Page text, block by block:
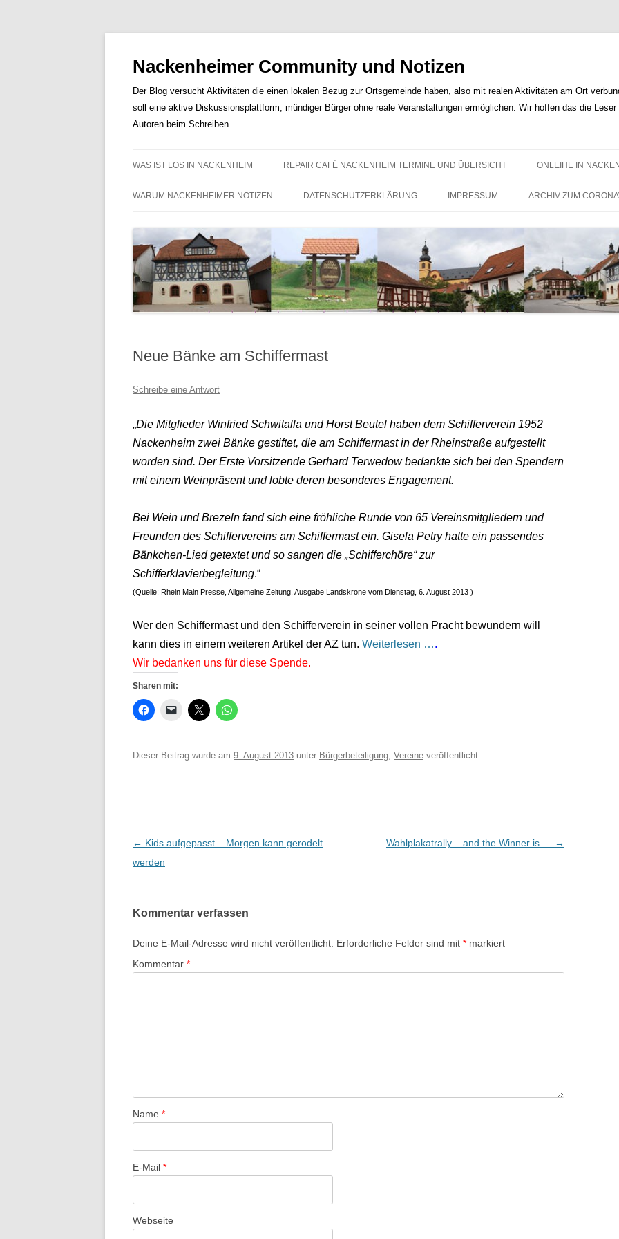
Nackenheimer Community und Notizen
Der Blog versucht Aktivitäten die einen lokalen Bezug zur Ortsgemeinde haben, also mit realen Aktivitäten am Ort
soll eine aktive Diskussionsplattform, mündiger Bürger ohne reale Veranstaltungen ermöglichen. Wir hoffen das die
Autoren beim Schreiben.
Inhalt
WAS IST LOS IN NACKENHEIM REPAIR CAFÉ NACKENHEIM TERMINE UND ÜBERSICHT ONLEIHE IN
WARUM NACKENHEIMER NOTIZEN DATENSCHUTZERKLÄRUNG IMPRESSUM ARCHIV ZUM
Neue Bänke am Schiffermast
Schreibe eine Antwort
„Die Mitglieder Winfried Schwitalla und Horst Beutel haben dem Schifferverein 1952
Nackenheim zwei Bänke gestiftet, die am Schiffermast in der Rheinstraße aufgestellt
worden sind. Der Erste Vorsitzende Gerhard Terwedow bedankte sich bei den Spendern
mit einem Weinpräsent und lobte deren besonderes Engagement.
Bei Wein und Brezeln fand sich eine fröhliche Runde von 65 Vereinsmitgliedern und
Freunden des Schiffervereins am Schiffermast ein. Gisela Petry hatte ein passendes
Bänkchen-Lied getextet und so sangen die „Schifferchöre“ zur
Schifferklavierbegleitung.“
(Quelle: Rhein Main Presse, Allgemeine Zeitung, Ausgabe Landskrone vom Dienstag, 6. August 2013 )
Wer den Schiffermast und den Schifferverein in seiner vollen Pracht bewundern will
kann dies in einem weiteren Artikel der AZ tun. Weiterlesen ….
Wir bedanken uns für diese Spende.
Sharen mit:
Dieser Beitrag wurde am 9. August 2013 unter Bürgerbeteiligung, Vereine veröffentlicht.
Beitrags-
Navigation
← Kids aufgepasst – Morgen kann gerodelt
werden
Wahlplakatrally – and the Winner is…. →
Kommentar verfassen
Deine E-Mail-Adresse wird nicht veröffentlicht. Erforderliche Felder sind mit * markiert
Kommentar *
Name *
E-Mail *
Webseite